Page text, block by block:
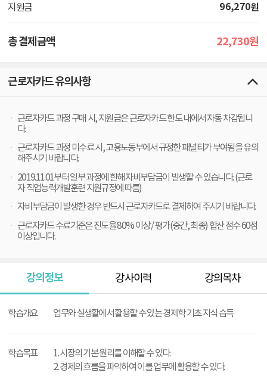
지원금 96,270원
총 결제금액 22,730원
근로자카드 유의사항
근로자카드 과정 구매 시, 지원금은 근로자카드 한도 내에서 자동 차감됩니
다.
근로자카드 과정 미수료 시, 고용노동부에서 규정한 패널티가 부여됨을 유의
해주시기 바랍니다.
2019.11.01부터 일부 과정에 한해 자비부담금이 발생할 수 있습니다. (근로
자 직업능력개발훈련 지원규정에 따름)
자비부담금이 발생한 경우 반드시 근로자카드로 결제하여 주시기 바랍니다.
근로자카드 수료기준은 진도율 80% 이상 / 평가(중간, 최종) 합산 점수 60점
이상입니다.
강의정보 강사이력 강의목차
보
학습개요 업무와 실생활에서 활용할 수 있는 경제학 기초 지식 습득
학습목표
1. 시장의 기본 원리를 이해할 수 있다.
2. 경제의 흐름을 파악하여 이를 업무에 활용할 수 있다.